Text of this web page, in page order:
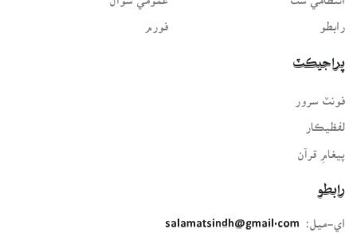
رابطو فورم
پراجيڪٽ
لفظيڪار
پيغامِ قرآن
رابطو
اي-ميل:
salamatsindh@gmail.com